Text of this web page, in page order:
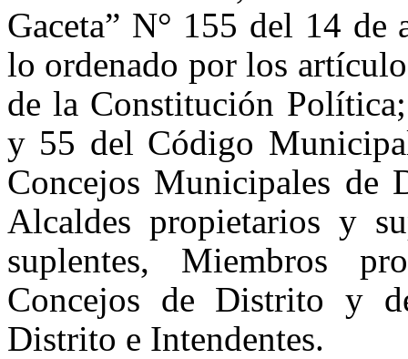
Gaceta” N° 155 del 14
lo ordenado por los
de la Constitución
y 55 del Código
Concejos Municipales de
Alcaldes propietarios y
suplentes, Miembros
Concejos de Distrito y
Distrito e Intendentes.